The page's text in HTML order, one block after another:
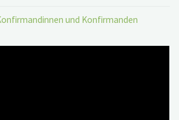
und Konfirmanden